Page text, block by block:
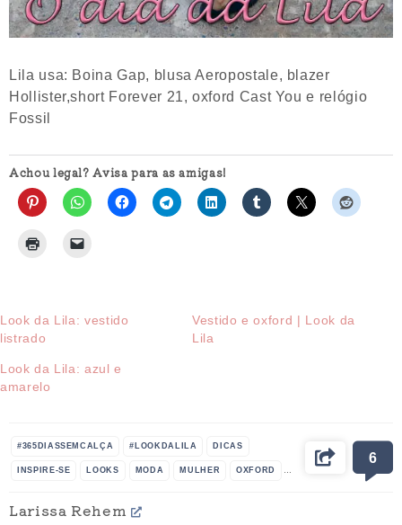
Lila usa: Boina Gap, blusa Aeropostale, blazer
Hollister,short Forever 21, oxford Cast You e relógio
Fossil
Achou legal? Avisa para as amigas!
Look da Lila: vestido
listrado
Vestido e oxford | Look da
Lila
Look da Lila: azul e
amarelo
#365DIASSEMCALÇA #LOOKDALILA DICAS
INSPIRE-SE LOOKS MODA MULHER OXFORD
6
Larissa Rehem